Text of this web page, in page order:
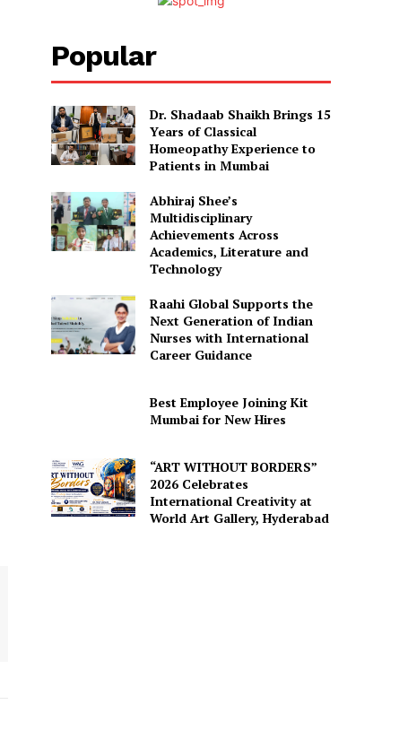
Popular
Dr. Shadaab Shaikh Brings 15
Years of Classical
Homeopathy Experience to
Patients in Mumbai
Abhiraj Shee’s
Multidisciplinary
Achievements Across
Academics, Literature and
Technology
Raahi Global Supports the
Next Generation of Indian
Nurses with International
Career Guidance
Best Employee Joining Kit
Mumbai for New Hires
“ART WITHOUT BORDERS”
2026 Celebrates
International Creativity at
World Art Gallery, Hyderabad